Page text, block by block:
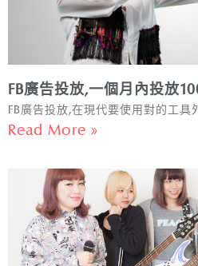
FB廣告投放,一個月內投放
FB廣告投放,在現代要使用對的工具
Read More »